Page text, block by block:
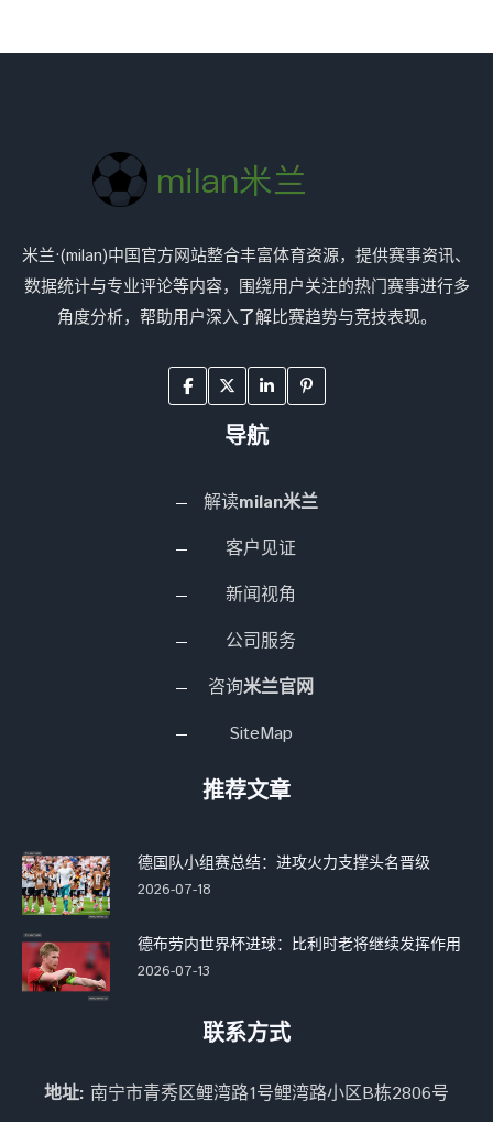
米兰·(milan)中国官方网站整合丰富体育资源，提供赛事资讯、
数据统计与专业评论等内容，围绕用户关注的热门赛事进行多
角度分析，帮助用户深入了解比赛趋势与竞技表现。
导航
解读milan米兰
客户见证
新闻视角
公司服务
咨询米兰官网
SiteMap
推荐文章
德国队小组赛总结：进攻火力支撑头名晋级
2026-07-18
德布劳内世界杯进球：比利时老将继续发挥作用
2026-07-13
联系方式
地址: 南宁市青秀区鲤湾路1号鲤湾路小区B栋2806号